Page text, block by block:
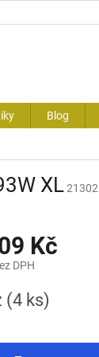
Blog
XL21302
Kč
DPH
(4 ks)